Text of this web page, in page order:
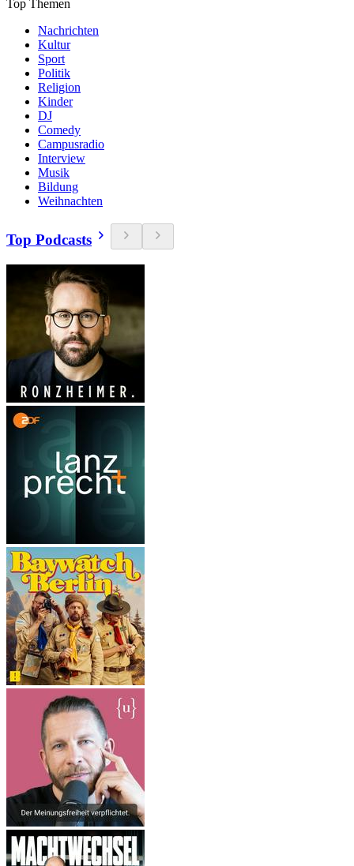
Top Themen
Nachrichten
Kultur
Sport
Politik
Religion
Kinder
DJ
Comedy
Campusradio
Interview
Musik
Bildung
Weihnachten
Top Podcasts